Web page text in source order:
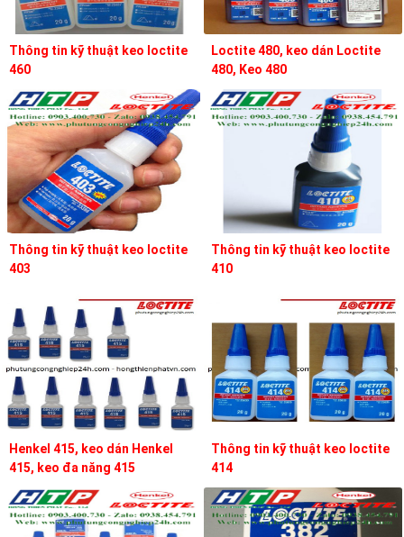
Thông tin kỹ thuật keo loctite
460
Loctite 480, keo dán Loctite
480, Keo 480
Thông tin kỹ thuật keo loctite
403
Thông tin kỹ thuật keo loctite
410
Henkel 415, keo dán Henkel
415, keo đa năng 415
Thông tin kỹ thuật keo loctite
414